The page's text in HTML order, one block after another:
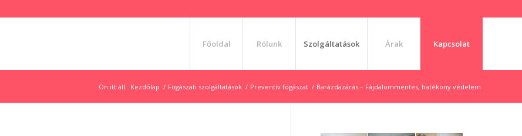
Főoldal Rólunk Szolgáltatások Árak Kapcsolat
Ön itt áll: Kezdőlap / Fogászati szolgáltatások / Preventív fogászat / Barázdazárás – Fájdalommentes, hatékony védelem